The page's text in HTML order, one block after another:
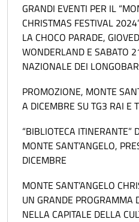
GRANDI EVENTI PER IL
CHRISTMAS FESTIVAL
LA CHOCO PARADE,
WONDERLAND E SABATO
NAZIONALE DEI
PROMOZIONE, MONTE
A DICEMBRE SU TG3 RAI E
“BIBLIOTECA ITINERANTE”
MONTE SANT’ANGELO,
DICEMBRE
MONTE SANT’ANGELO
UN GRANDE PROGRAMMA
NELLA CAPITALE DELLA